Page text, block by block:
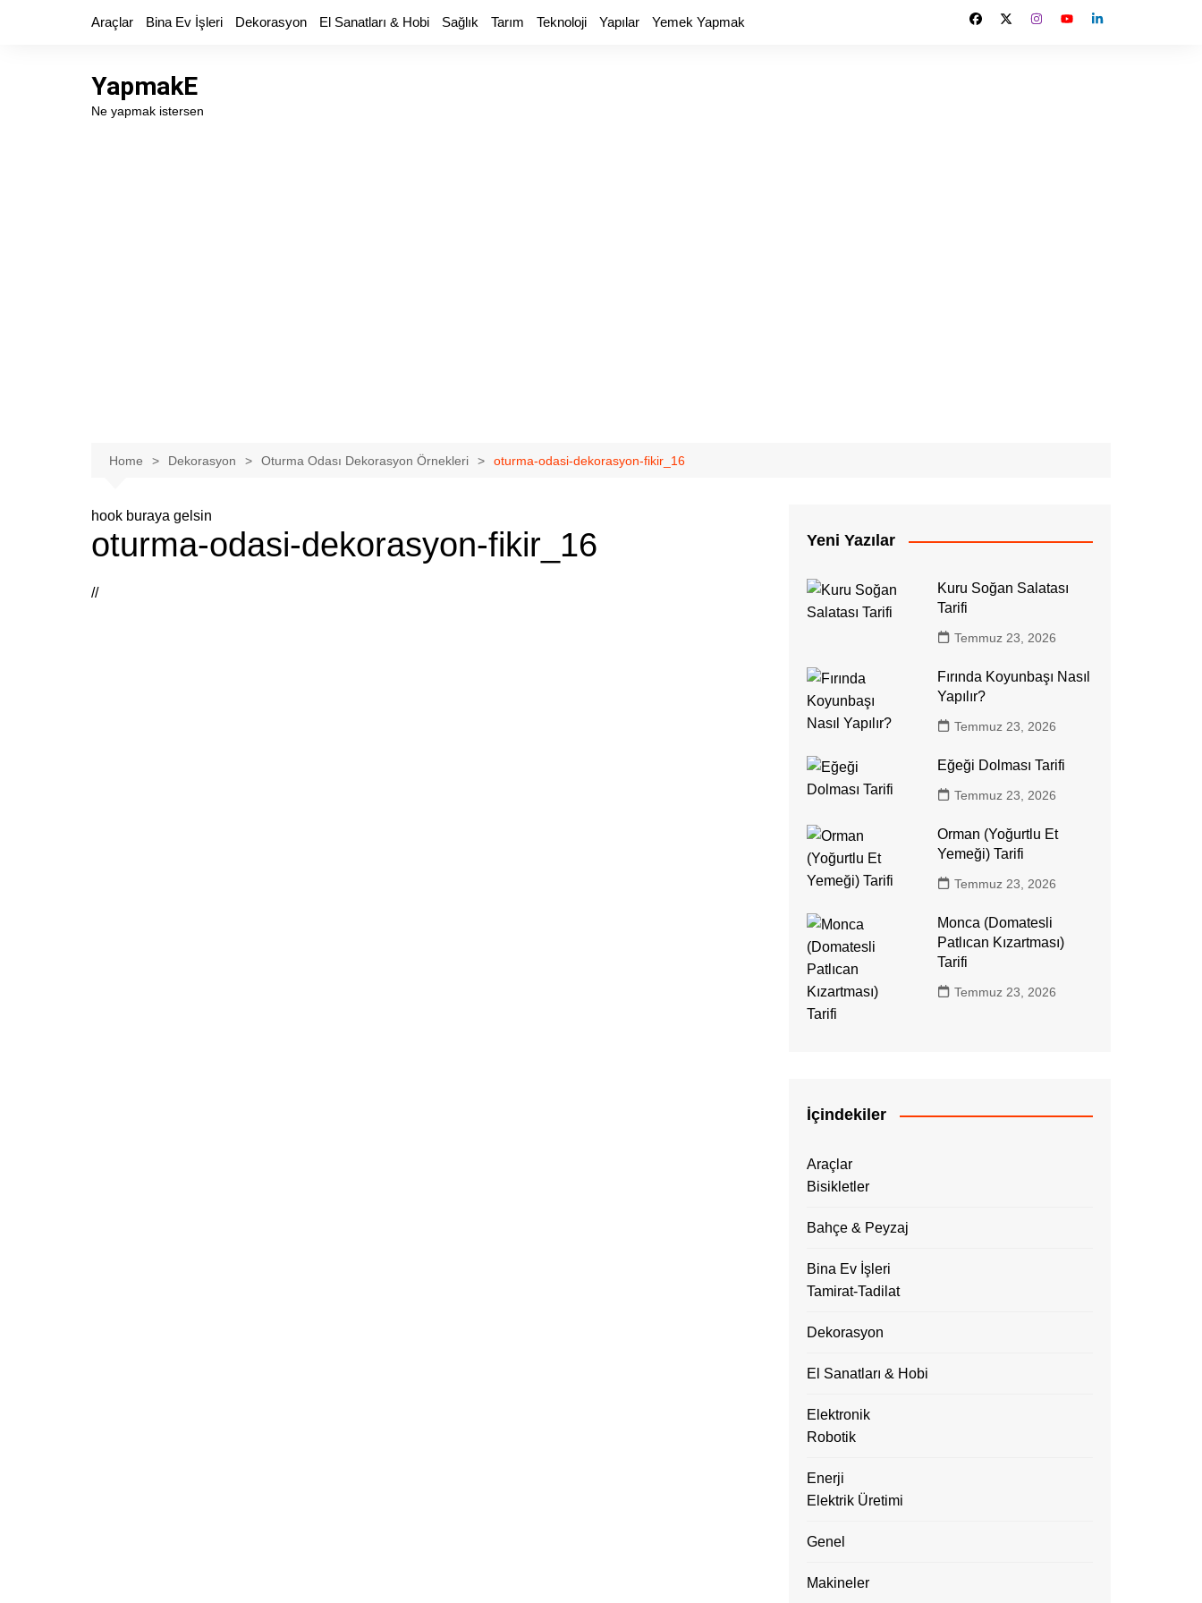
Araçlar Bina Ev İşleri Dekorasyon El Sanatları & Hobi Sağlık Tarım Teknoloji Yapılar Yemek Yapmak
YapmakE
Ne yapmak istersen
Home Dekorasyon Oturma Odası Dekorasyon Örnekleri oturma-odasi-dekorasyon-fikir_16
hook buraya gelsin
oturma-odasi-dekorasyon-fikir_16
//
Yeni Yazılar
Kuru Soğan Salatası
Tarifi
Temmuz 23, 2026
Fırında Koyunbaşı Nasıl
Yapılır?
Temmuz 23, 2026
Eğeği Dolması Tarifi
Temmuz 23, 2026
Orman (Yoğurtlu Et
Yemeği) Tarifi
Temmuz 23, 2026
Monca (Domatesli
Patlıcan Kızartması)
Tarifi
Temmuz 23, 2026
İçindekiler
Araçlar
Bisikletler
Bahçe & Peyzaj
Bina Ev İşleri
Tamirat-Tadilat
Dekorasyon
El Sanatları & Hobi
Elektronik
Robotik
Enerji
Elektrik Üretimi
Genel
Makineler